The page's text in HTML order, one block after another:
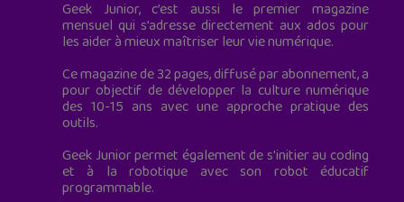
Geek Junior, c’est aussi le premier magazine
mensuel qui s’adresse directement aux ados pour
les aider à mieux maîtriser leur vie numérique.
Ce magazine de 32 pages, diffusé par abonnement, a
pour objectif de développer la culture numérique
des 10-15 ans avec une approche pratique des
outils.
Geek Junior permet également de s'initier au coding
et à la robotique avec son robot éducatif
programmable.